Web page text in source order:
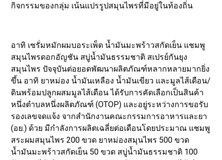
กิจกรรมของกลุ่ม เน้นแปรรูปสมุนไพรที่มีอยู่ในท้องถิ่น
อาทิ เซรั่มหมักผมบอระเพ็ด น้ำมันมะพร้าวสกัดเย็น แชมพู
สมุนไพรดอกอัญชัน สบู่น้ำมันธรรมชาติ สเปรย์กันยุง
สมุนไพร ปัจจุบันต่อยอดพัฒนาผลิตภัณฑ์หลากหลายมากยิ่ง
ขึ้น อาทิ ยาหม่อง น้ำมันเหลือง น้ำมันเขียว และมูลไส้เดือน/
ดินพร้อมปลูกผสมมูลไส้เดือน ได้รับการคัดเลือกเป็นสินค้า
หนึ่งตำบลหนึ่งผลิตภัณฑ์ (OTOP) และอยู่ระหว่างการขอรับ
รองเลขจดแจ้ง จากสำนักงานคณะกรรมการอาหารและยา
(อย.) ด้วย มีกำลังการผลิตเฉลี่ยต่อเดือนโดยประมาณ แชมพู
สระผมสมุนไพร 200 ขวด ยาหม่องสมุนไพร 500 ขวด
น้ำมันมะพร้าวสกัดเย็น 50 ขวด สบู่น้ำมันธรรมชาติ 100